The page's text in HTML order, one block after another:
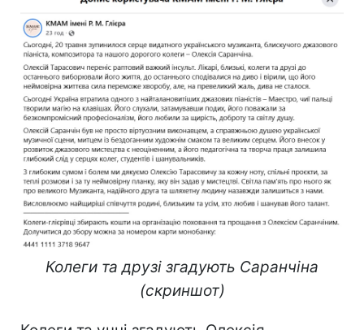
Колеги та друзі згадують Саранчіна
(скриншот)